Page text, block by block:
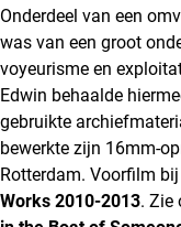
Onderdeel van een
was van een groot
voyeurisme en
Edwin behaalde
gebruikte
bewerkte zijn 16mm-
Rotterdam. Voorfilm bij
Works 2010-2013. Zie